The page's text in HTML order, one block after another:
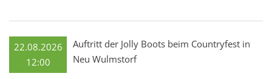
22.08.2026
12:00
Auftritt der Jolly Boots beim Countryfest in
Neu Wulmstorf